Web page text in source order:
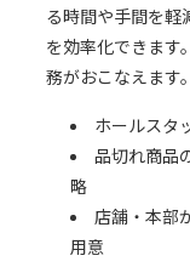
新規オープンのお
る時間や手間を軽
を効率化できます
務がおこなえます。
ホールスタ
品切れ商品
略
店舗・本部
用意